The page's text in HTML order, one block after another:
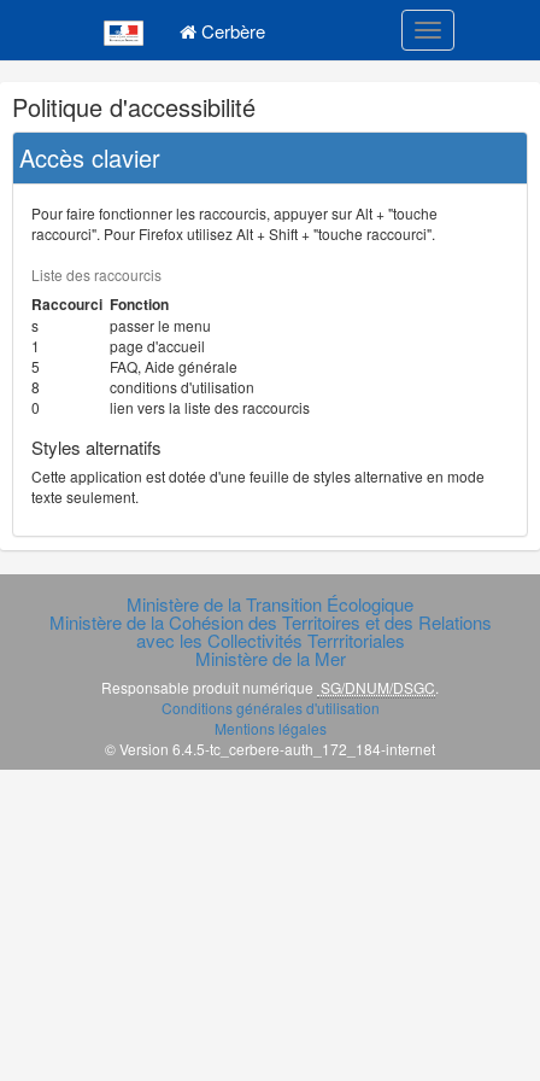
Cerbère Toggle
Navigation
et
outils
annexes
Politique d'accessibilité
Accès clavier
Pour faire fonctionner les raccourcis, appuyer sur Alt + "touche
raccourci". Pour Firefox utilisez Alt + Shift + "touche raccourci".
Liste des raccourcis
Raccourci Fonction
s
passer le menu
1
page d'accueil
5
FAQ, Aide générale
8
conditions d'utilisation
0
lien vers la liste des raccourcis
Styles alternatifs
Cette application est dotée d'une feuille de styles alternative en mode
texte seulement.
Ministère de la Transition Écologique
Ministère de la Cohésion des Territoires et des Relations
avec les Collectivités Terrritoriales
Ministère de la Mer
Responsable produit numérique SG/DNUM/DSGC
Conditions générales d'utilisation
Mentions légales
© Version 6.4.5-tc_cerbere-auth_172_184-internet